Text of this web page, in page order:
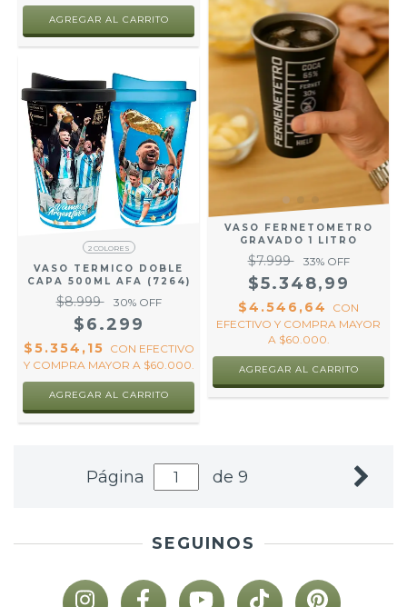
2 COLORES
VASO TERMICO DOBLE
CAPA 500ML AFA (7264)
$8.999 30% OFF
$6.299
$5.354,15 CON EFECTIVO
Y COMPRA MAYOR A $60.000.
AGREGAR AL CARRITO
VASO FERNETOMETRO
GRAVADO 1 LITRO
$7.999 33% OFF
$5.348,99
$4.546,64
CON
EFECTIVO Y COMPRA MAYOR
A $60.000.
AGREGAR AL CARRITO
Página de 9
SEGUINOS